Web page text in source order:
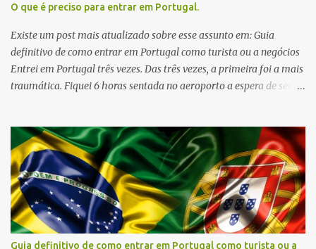
O que é preciso para entrar em Portugal.
Existe um post mais atualizado sobre esse assunto em: Guia
definitivo de como entrar em Portugal como turista ou a negócios
Entrei em Portugal três vezes. Das três vezes, a primeira foi a mais
traumática. Fiquei 6 horas sentada no aeroporto a espera de ser
país foi autorizada. Mas é claro, que não desejo isso para ninguém.
Portugal precisa de uma fiscalização severa, pois é uma das portas
de entrada de drogas vindas da América do Sul. Além disso, é
grande o número de jovens, solteiras e brasileiras (encaixo em
todas as características) que chegam sozinhas e vão direto para o
trabalho ilegal, ou seja, prostituição. Apesar da longa espera (eles
nos serviram até almoço em bandeijinhas do catering ), fui
Guia definitivo de como entrar em Portugal como turista ou a